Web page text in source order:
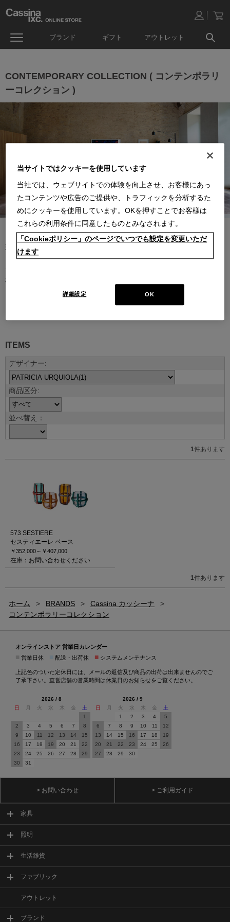
ブランド ギフト アウトレット
CONTEMPORARY COLLECTION ( コンテンポラリ
ーコレクション )
現代を代表する建築家やデザイナーとのコラボレーションによるコ
レクション。
材のクオリティがなければ、決して実現しないラインナップです。
デザイナー紹介を見る
ITEMS
並べ替え：
1件あります
573 SESTIERE
セスティエーレ ベース
￥352,000～ ￥407,000
在庫：お問い合わせください
1件あります
ホーム > BRANDS > Cassina カッシーナ
>
コンテンポラリーコレクション
オンラインストア 営業日カレンダー
営業日休 配送・出荷休 ■ システムメンテナンス
上記色のついた定休日には、メールの返信及び商品の出荷は出来ませんのでご
了承下さい。直営店舗の営業時間は休業日のお知らせをご覧ください。
2026 / 8
日
月 火 水 木 金
土
1
2
3 4 5 6 7
8
9
10 11 12 13 14
15
16
17 18 19 20 21
22
23
24 25 26 27 28
29
30
31
2026 / 9
日
月 火 水 木 金
土
1
2 3 4
5
6
7 8 9 10 11
12
13
14 15 16 17 18
19
20
21 22 23 24 25
26
27
28 29 30
> お問い合わせ > ご利用ガイド
家具
照明
生活雑貨
ファブリック
アウトレット
ブランド
当サイトではクッキーを使用しています
当社では、ウェブサイトでの体験を向上させ、お客様にあっ
たコンテンツや広告のご提供や、トラフィックを分析するた
めにクッキーを使用しています。OKを押すことでお客様は
これらの利用条件に同意したものとみなされます。
「Cookieポリシー」のページでいつでも設定を変更いただ
けます
OK
詳細設定